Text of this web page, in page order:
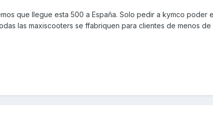
que llegue esta 500 a Espaňa. Solo pedir a kymco poder
las maxiscooters se ffabriquen para clientes de menos de